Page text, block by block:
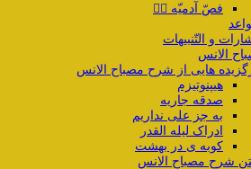
فصّ آدمیّه ۴️⃣
و التّنبیهات
الانس
هایی از شرح مصباح الانس
هیپنوتیزم
صدقه جاریه
به جز علی نداریم
ادراک لیله القدر
کوبه ی در بهشت
شرح مصباح الانس